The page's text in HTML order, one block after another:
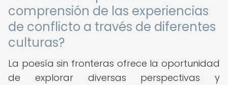
comprensión de las experiencias
de conflicto a través de diferentes
culturas?
La poesía sin fronteras ofrece la oportunidad
de explorar diversas perspectivas y